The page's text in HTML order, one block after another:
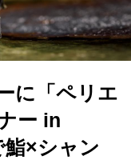
に「ペリエ
ー in
×シャン